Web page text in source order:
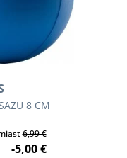
8 CM
6,99 €
-5,00 €